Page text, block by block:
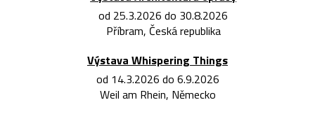
od 25.3.2026 do 30.8.2026
Příbram, Česká republika
Výstava Whispering Things
od 14.3.2026 do 6.9.2026
Weil am Rhein, Německo